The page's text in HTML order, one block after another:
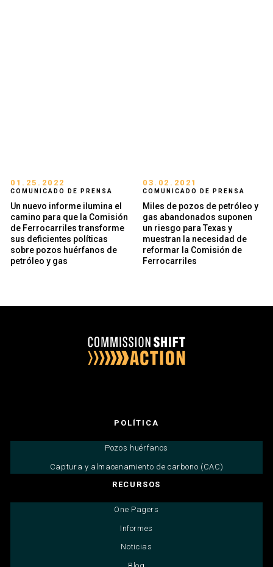
01.25.2022
COMUNICADO DE PRENSA
Un nuevo informe ilumina el
camino para que la Comisión
de Ferrocarriles transforme
sus deficientes políticas
sobre pozos huérfanos de
petróleo y gas
03.02.2021
COMUNICADO DE PRENSA
Miles de pozos de petróleo y
gas abandonados suponen
un riesgo para Texas y
muestran la necesidad de
reformar la Comisión de
Ferrocarriles
POLÍTICA
Pozos huérfanos
Captura y almacenamiento de carbono (CAC)
RECURSOS
One Pagers
Informes
Noticias